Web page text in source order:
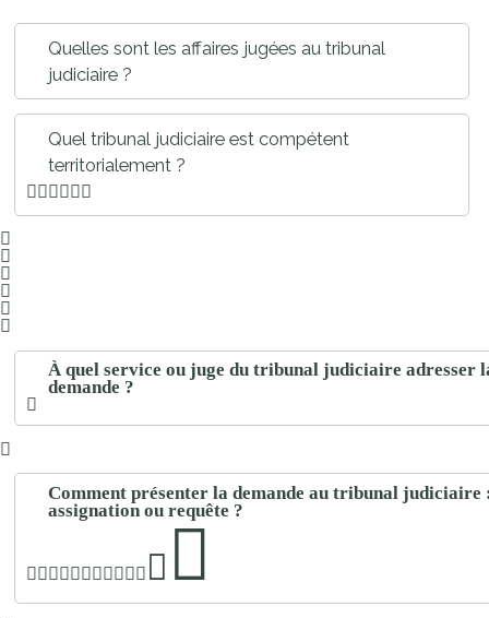
Quelles sont les affaires jugées au tribunal
judiciaire ?
Quel tribunal judiciaire est compétent
territorialement ?
À quel service ou juge du tribunal judiciaire adresser
demande ?
Comment présenter la demande au tribunal judiciaire
assignation ou requête ?